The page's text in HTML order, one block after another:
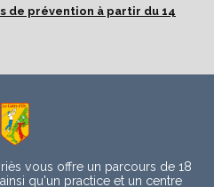
de prévention à partir du 14
vous offre un parcours de 18
qu'un practice et un centre